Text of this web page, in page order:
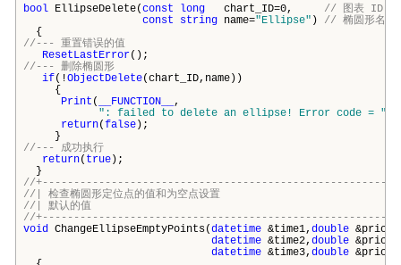
bool EllipseDelete(const long chart_ID=0, // 图表 ID
const
string name="Ellipse" ) // 椭圆形名称
{
//--- 重置错误的值
ResetLastError();
//--- 删除椭圆形
if(!ObjectDelete(chart_ID,name))
{
Print ( __FUNCTION__ ,
": failed to delete an ellipse! Error code = "
return(false);
}
//--- 成功执行
return( true);
}
//
//| 检查椭圆形定位点的值和为空
//| 默认的
//
void ChangeEllipseEmptyPoints(datetime &time1, double
datetime &time2, double
datetime &time3, double